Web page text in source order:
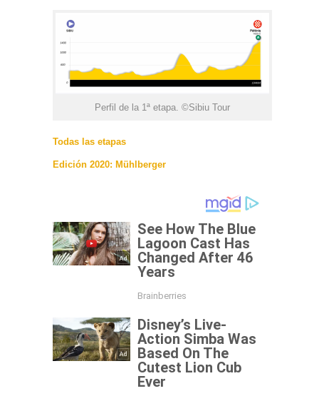
Perfil de la 1ª etapa. ©Sibiu Tour
Todas las etapas
Edición 2020: Mühlberger